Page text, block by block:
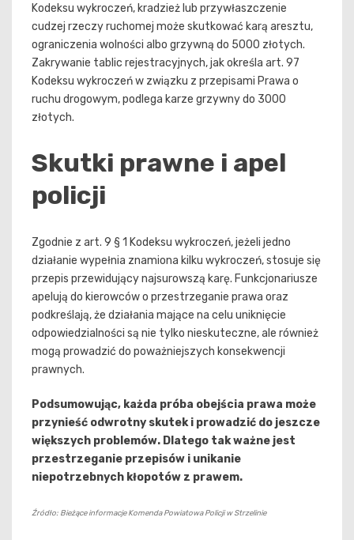
Kodeksu wykroczeń, kradzież lub przywłaszczenie
cudzej rzeczy ruchomej może skutkować karą aresztu,
ograniczenia wolności albo grzywną do 5000 złotych.
Zakrywanie tablic rejestracyjnych, jak określa art. 97
Kodeksu wykroczeń w związku z przepisami Prawa o
ruchu drogowym, podlega karze grzywny do 3000
złotych.
Skutki prawne i apel
policji
Zgodnie z art. 9 § 1 Kodeksu wykroczeń, jeżeli jedno
działanie wypełnia znamiona kilku wykroczeń, stosuje się
przepis przewidujący najsurowszą karę. Funkcjonariusze
apelują do kierowców o przestrzeganie prawa oraz
podkreślają, że działania mające na celu uniknięcie
odpowiedzialności są nie tylko nieskuteczne, ale również
mogą prowadzić do poważniejszych konsekwencji
prawnych.
Podsumowując, każda próba obejścia prawa może
przynieść odwrotny skutek i prowadzić do jeszcze
większych problemów. Dlatego tak ważne jest
przestrzeganie przepisów i unikanie
niepotrzebnych kłopotów z prawem.
Źródło: Bieżące informacje Komenda Powiatowa Policji w Strzelinie